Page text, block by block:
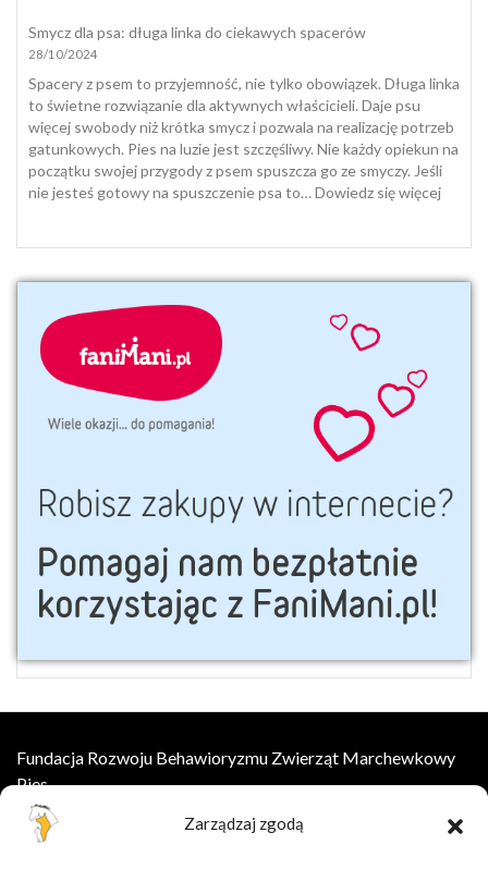
Zarządzaj zgodą
nią
suplementacja
i
kota
jesienią
i
zimą
Smycz dla psa: długa linka do ciekawych spacerów
28/10/2024
Spacery z psem to przyjemność, nie tylko obowiązek. Długa linka
to świetne rozwiązanie dla aktywnych właścicieli. Daje psu
więcej swobody niż krótka smycz i pozwala na realizację potrzeb
gatunkowych. Pies na luzie jest szczęśliwy. Nie każdy opiekun na
początku swojej przygody z psem spuszcza go ze smyczy. Jeśli
nie jesteś gotowy na spuszczenie psa to…Dowiedz się więcej:
długa
Fundacja Rozwoju Behawioryzmu Zwierząt Marchewkowy
Pies
ul.Wesoła 8, 55-002 Łany